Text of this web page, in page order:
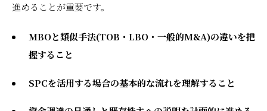
進めることが重要です。
MBOと類似手法(TOB・LBO・一般的M&A)の違いを把
握すること
SPCを活用する場合の基本的な流れを理解すること